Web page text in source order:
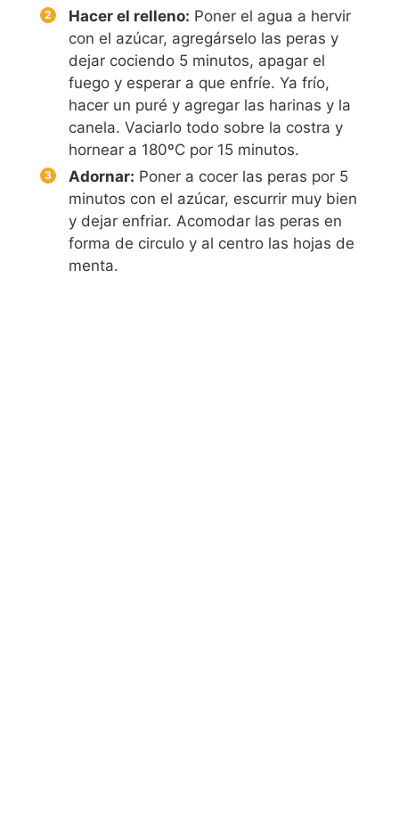
Hacer el relleno: Poner el agua a hervir
con el azúcar, agregárselo las peras y
dejar cociendo 5 minutos, apagar el
fuego y esperar a que enfríe. Ya frío,
hacer un puré y agregar las harinas y la
canela. Vaciarlo todo sobre la costra y
hornear a 180ºC por 15 minutos.
Adornar: Poner a cocer las peras por 5
minutos con el azúcar, escurrir muy bien
y dejar enfriar. Acomodar las peras en
forma de circulo y al centro las hojas de
menta.